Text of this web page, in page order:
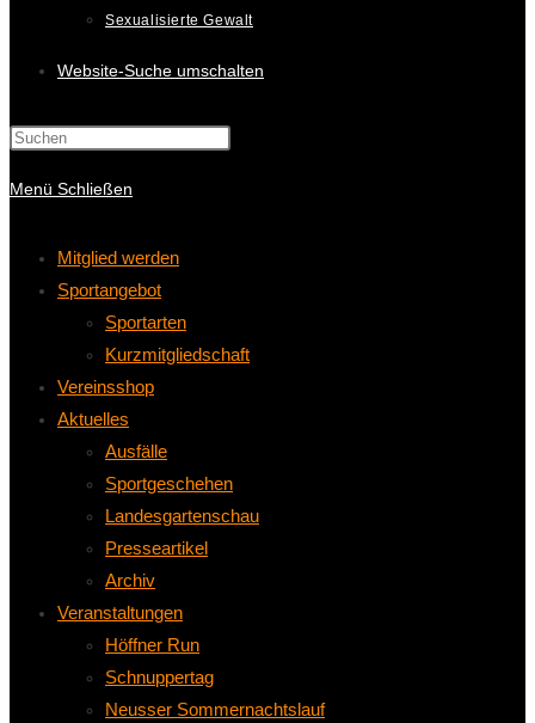
Sexualisierte Gewalt
Website-Suche umschalten
Menü Schließen
Mitglied werden
Sportangebot
Sportarten
Kurzmitgliedschaft
Vereinsshop
Aktuelles
Ausfälle
Sportgeschehen
Landesgartenschau
Presseartikel
Archiv
Veranstaltungen
Höffner Run
Schnuppertag
Neusser Sommernachtslauf